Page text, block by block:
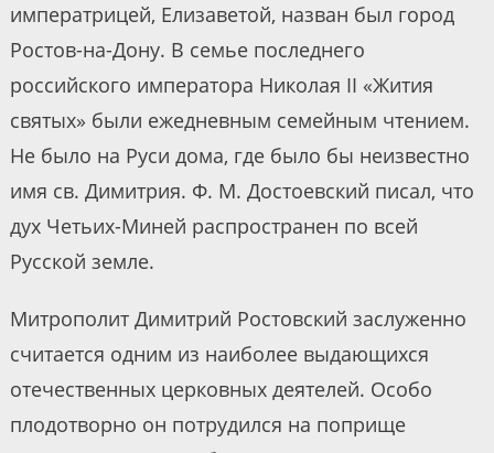
императрицей, Елизаветой, назван был город
Ростов-на-Дону. В семье последнего
российского императора Николая II «Жития
святых» были ежедневным семейным чтением.
Не было на Руси дома, где было бы неизвестно
имя св. Димитрия. Ф. М. Достоевский писал, что
дух Четьих-Миней распространен по всей
Русской земле.
Митрополит Димитрий Ростовский заслуженно
считается одним из наиболее выдающихся
отечественных церковных деятелей. Особо
плодотворно он потрудился на поприще